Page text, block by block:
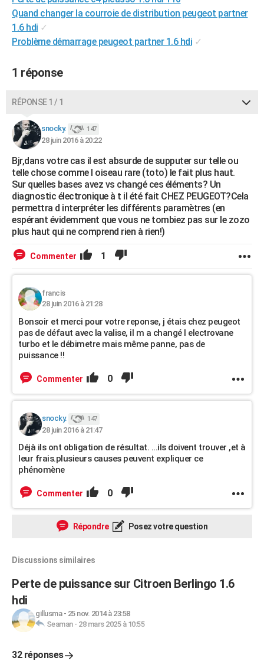
Destinations
City break
Voyage nature
Voyage de noces
Forum
Climat
+PHOTO
GUIDES D'ACHAT
Carte de Noël
Carte Bonne année
Carte Saint-Valentin
Carte Pâques
Carte d'anniversaire
Dictionnaire
Biographies
Citations
Expressions
Proverbes
PROGRAMME TV
COPAINS D'AVANT
S'inscrire
Se connecter
Lycées
Collèges
Primaires
Universités
Entreprises
Service militaire
Avis de recherche
AVIS DE DÉCÈS
FORUM
Bricolage
Lifestyle
Culture
Sport
Auto
Television
Voyage
Cinema
Quand changer la courroie de distribution peugeot partner
1.6 hdi ✓
Problème démarrage peugeot partner 1.6 hdi ✓
1 réponse
RÉPONSE 1 / 1
snocky. 147
28 juin 2016 à 20:22
Bjr,dans votre cas il est absurde de supputer sur telle ou
telle chose comme l oiseau rare (toto) le fait plus haut.
Sur quelles bases avez vs changé ces éléments? Un
diagnostic électronique à t il été fait CHEZ PEUGEOT?Cela
permettra d interpréter les différents paramètres (en
espérant évidemment que vous ne tombiez pas sur le zozo
plus haut qui ne comprend rien à rien!)
Commenter 1
francis
28 juin 2016 à 21:28
Bonsoir et merci pour votre reponse, j étais chez peugeot
pas de défaut avec la valise, il m a changé l electrovane
turbo et le débimetre mais même panne, pas de
puissance !!
Commenter 0
snocky. 147
28 juin 2016 à 21:47
Déjà ils ont obligation de résultat. ...ils doivent trouver ,et à
leur frais.plusieurs causes peuvent expliquer ce
phénomène
Commenter 0
Répondre Posez votre question
Discussions similaires
Perte de puissance sur Citroen Berlingo 1.6
hdi
gillusma- 25 nov. 2014 à 23:58
Seaman- 28 mars 2025 à 10:55
32 réponses